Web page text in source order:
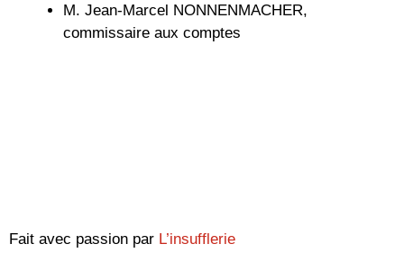
M. Jean-Marcel NONNENMACHER,
commissaire aux comptes
Fait avec passion par L’insufflerie